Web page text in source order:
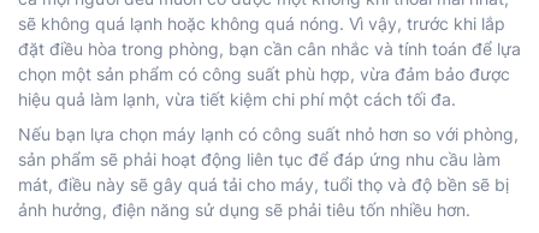
sẽ không quá lạnh hoặc không quá nóng. Vì vậy, trước khi lắp
đặt điều hòa trong phòng, bạn cần cân nhắc và tính toán để lựa
chọn một sản phẩm có công suất phù hợp, vừa đảm bảo được
hiệu quả làm lạnh, vừa tiết kiệm chi phí một cách tối đa.
Nếu bạn lựa chọn máy lạnh có công suất nhỏ hơn so với phòng,
sản phẩm sẽ phải hoạt động liên tục để đáp ứng nhu cầu làm
mát, điều này sẽ gây quá tải cho máy, tuổi thọ và độ bền sẽ bị
ảnh hưởng, điện năng sử dụng sẽ phải tiêu tốn nhiều hơn.